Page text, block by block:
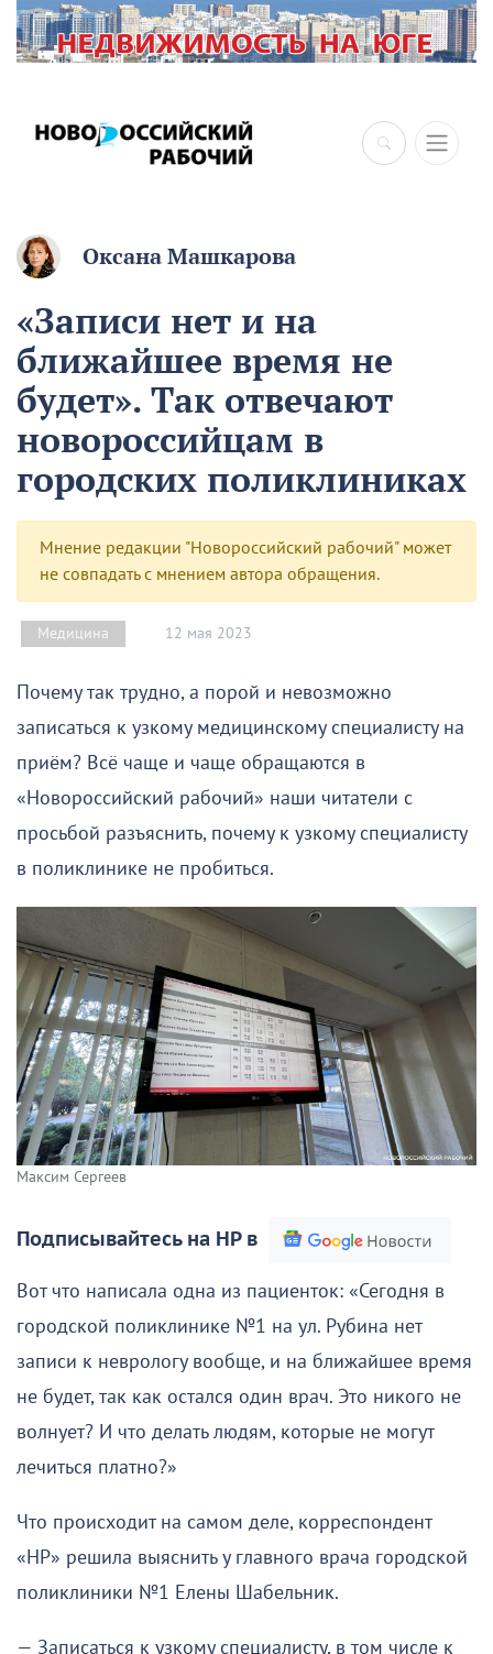
Оксана Машкарова
«Записи нет и на
ближайшее время не
будет». Так отвечают
новороссийцам в
городских поликлиниках
Мнение редакции "Новороссийский рабочий" может
не совпадать с мнением автора обращения.
Медицина 12 мая 2023
Почему так трудно, а порой и невозможно
записаться к узкому медицинскому специалисту на
приём? Всё чаще и чаще обращаются в
«Новороссийский рабочий» наши читатели с
просьбой разъяснить, почему к узкому специалисту
в поликлинике не пробиться.
Максим Сергеев
Подписывайтесь на НР в
Вот что написала одна из пациенток: «Сегодня в
городской поликлинике №1 на ул. Рубина нет
записи к неврологу вообще, и на ближайшее время
не будет, так как остался один врач. Это никого не
волнует? И что делать людям, которые не могут
лечиться платно?»
Что происходит на самом деле, корреспондент
«НР» решила выяснить у главного врача городской
поликлиники №1 Елены Шабельник.
— Записаться к узкому специалисту, в том числе к